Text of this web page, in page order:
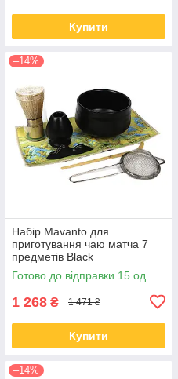
Купити
–14%
Набір Mavanto для
приготування чаю матча 7
предметів Black
Готово до відправки 15 од.
1 268 ₴ 1 471 ₴
Купити
–14%